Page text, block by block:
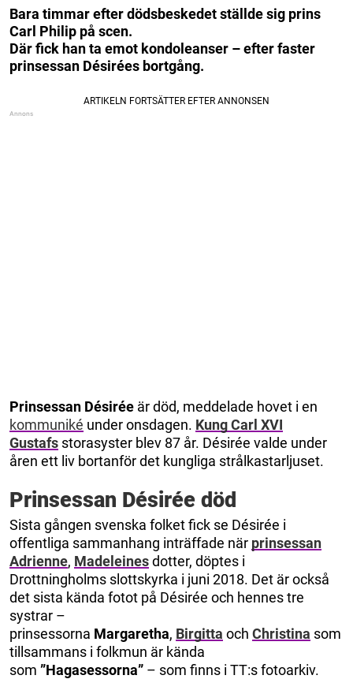
Bara timmar efter dödsbeskedet ställde sig prins
Carl Philip på scen.
Där fick han ta emot kondoleanser – efter faster
prinsessan Désirées bortgång.
Prinsessan Désirée är död, meddelade hovet i en
kommuniké under onsdagen. Kung Carl XVI
Gustafs storasyster blev 87 år. Désirée valde under
åren ett liv bortanför det kungliga strålkastarljuset.
Prinsessan Désirée död
Sista gången svenska folket fick se Désirée i
offentliga sammanhang inträffade när prinsessan
Adrienne, Madeleinesdotter, döptes i
Drottningholms slottskyrka i juni 2018. Det är också
det sista kända fotot på Désirée och hennes tre
systrar –
prinsessorna Margaretha, Birgitta och Christina som
tillsammans i folkmun är kända
som ”Hagasessorna” – som finns i TT:s fotoarkiv.